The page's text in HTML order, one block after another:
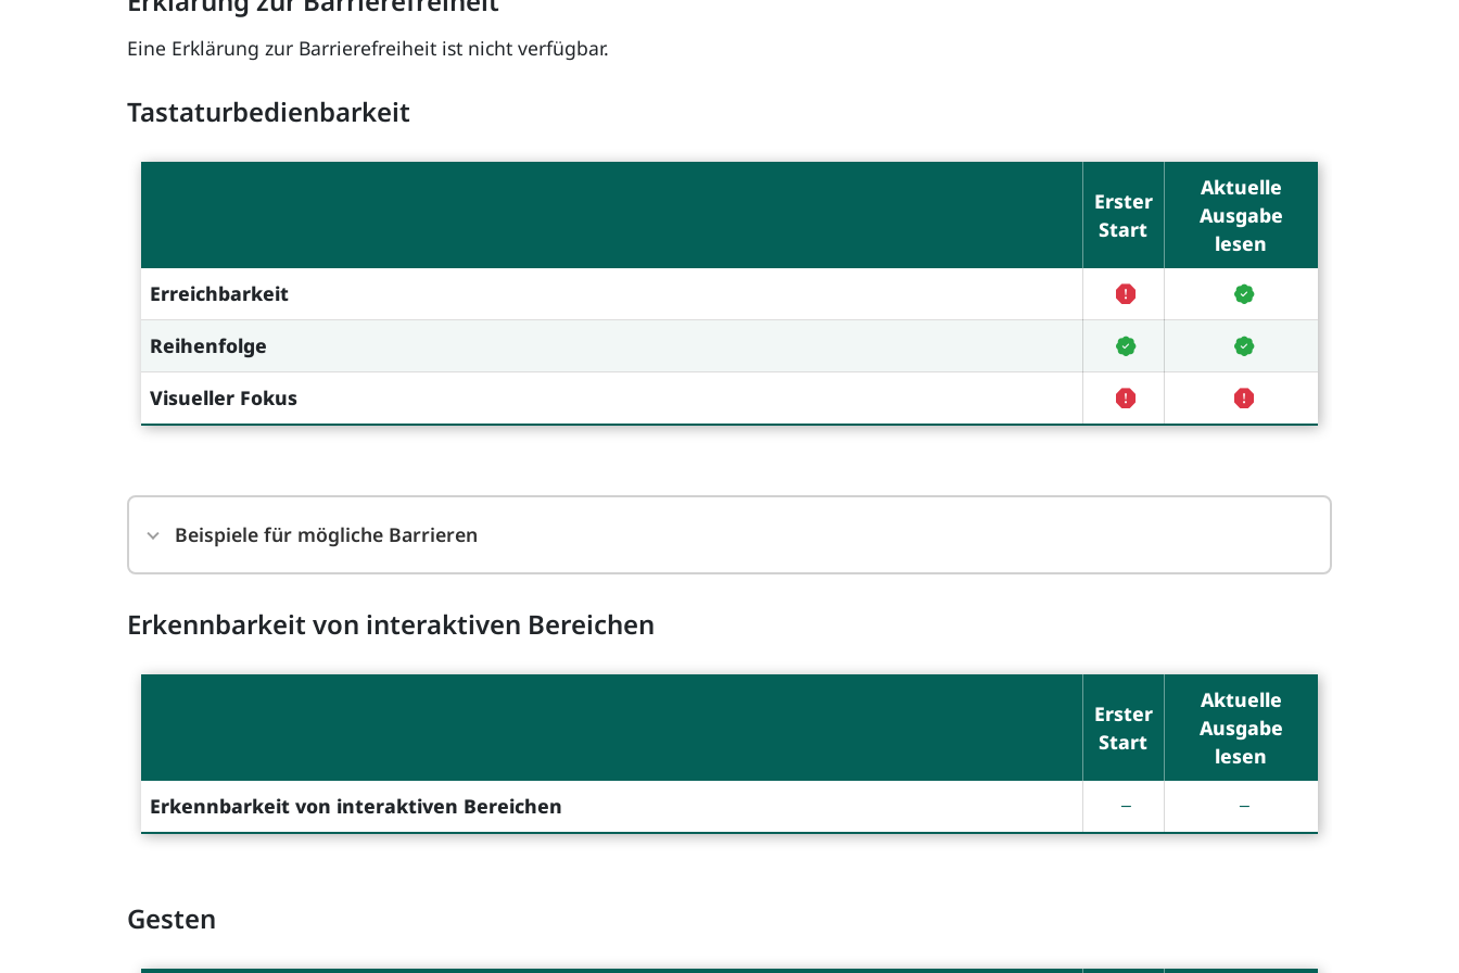
Eine Erklärung zur Barrierefreiheit ist nicht verfügbar.
Tastaturbedienbarkeit
Erster
Start
Aktuelle
Ausgabe
lesen
Erreichbarkeit
Reihenfolge
Visueller Fokus
Beispiele für mögliche Barrieren
Erkennbarkeit von interaktiven Bereichen
Erster
Start
Aktuelle
Ausgabe
lesen
Erkennbarkeit von interaktiven Bereichen
Gesten